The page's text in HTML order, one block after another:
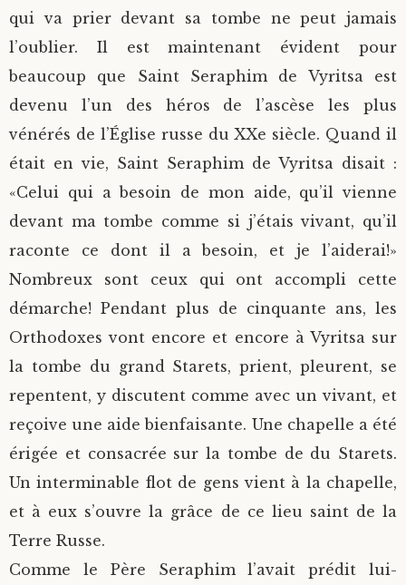
qui va prier devant sa tombe ne peut jamais
l’oublier. Il est maintenant évident pour
beaucoup que Saint Seraphim de Vyritsa est
devenu l’un des héros de l’ascèse les plus
vénérés de l’Église russe du XXe siècle. Quand il
était en vie, Saint Seraphim de Vyritsa disait :
«Celui qui a besoin de mon aide, qu’il vienne
devant ma tombe comme si j’étais vivant, qu’il
raconte ce dont il a besoin, et je l’aiderai!»
Nombreux sont ceux qui ont accompli cette
démarche! Pendant plus de cinquante ans, les
Orthodoxes vont encore et encore à Vyritsa sur
la tombe du grand Starets, prient, pleurent, se
repentent, y discutent comme avec un vivant, et
reçoive une aide bienfaisante. Une chapelle a été
érigée et consacrée sur la tombe de du Starets.
Un interminable flot de gens vient à la chapelle,
et à eux s’ouvre la grâce de ce lieu saint de la
Terre Russe.
Comme le Père Seraphim l’avait prédit lui-